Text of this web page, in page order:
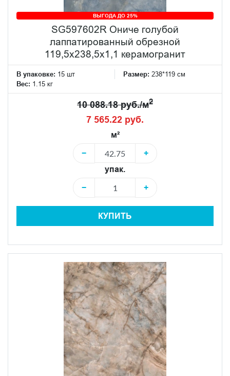
ВЫГОДА ДО 25%
SG597602R Ониче голубой
лаппатированный обрезной
119,5x238,5x1,1 керамогранит
В упаковке: 15 шт Размер: 238*119 см
Вес: 1.15 кг
10 088.18 руб./м2
7 565.22 руб.
м²
−
+
упак.
−
+
КУПИТЬ